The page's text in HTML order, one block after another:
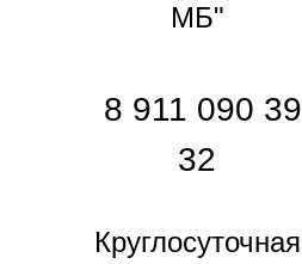
МБ"
8 911 090 39
32
Круглосуточная